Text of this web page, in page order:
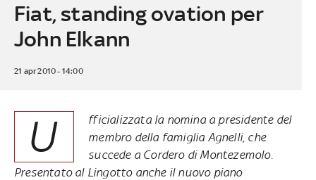
Fiat, standing ovation per
John Elkann
21 apr 2010 - 14:00
U
fficializzata la nomina a presidente del
membro della famiglia Agnelli, che
succede a Cordero di Montezemolo.
Presentato al Lingotto anche il nuovo piano